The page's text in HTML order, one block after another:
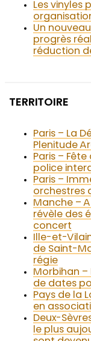
Les vinyles
Un
progrès
réduction
TERRITOIRE
Paris – La
Plenitude
Paris –
police
Paris –
orchestres
Manche –
révèle des
concert
Ille-et-
de Saint-
régie
Morbihan
de dates
Pays de la
en
Deux-
le plus